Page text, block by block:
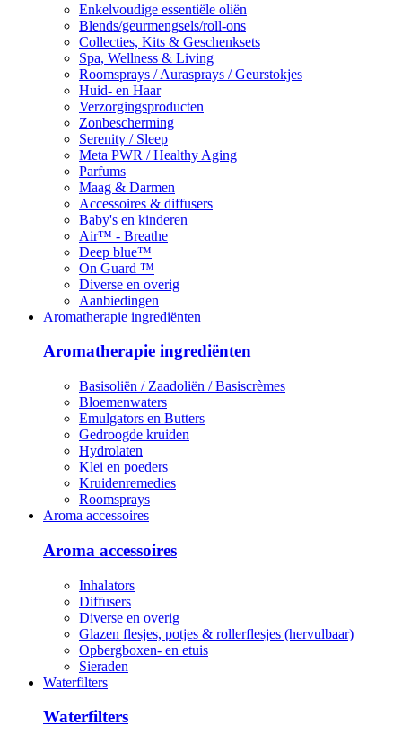
Enkelvoudige essentiële oliën
Blends/geurmengsels/roll-ons
Collecties, Kits & Geschenksets
Spa, Wellness & Living
Roomsprays / Aurasprays / Geurstokjes
Huid- en Haar
Verzorgingsproducten
Zonbescherming
Serenity / Sleep
Meta PWR / Healthy Aging
Parfums
Maag & Darmen
Accessoires & diffusers
Baby's en kinderen
Air™ - Breathe
Deep blue™
On Guard ™
Diverse en overig
Aanbiedingen
Aromatherapie ingrediënten
Aromatherapie ingrediënten
Basisoliën / Zaadoliën / Basiscrèmes
Bloemenwaters
Emulgators en Butters
Gedroogde kruiden
Hydrolaten
Klei en poeders
Kruidenremedies
Roomsprays
Aroma accessoires
Aroma accessoires
Inhalators
Diffusers
Diverse en overig
Glazen flesjes, potjes & rollerflesjes (hervulbaar)
Opbergboxen- en etuis
Sieraden
Waterfilters
Waterfilters